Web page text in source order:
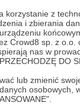
korzystanie z
i zbierania
Crowd8 sp. z o.o.
nas w
DO
lub zmienić
osobowych,